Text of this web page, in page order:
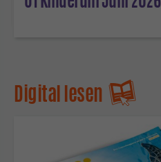
Digital lesen